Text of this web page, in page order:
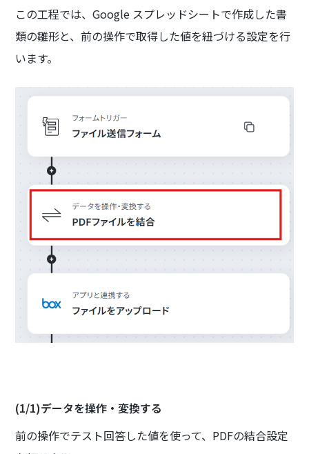
この工程では、Google スプレッドシートで作成した書
類の雛形と、前の操作で取得した値を紐づける設定を行
います。
(1/1)データを操作・変換する
前の操作でテスト回答した値を使って、PDFの結合設定